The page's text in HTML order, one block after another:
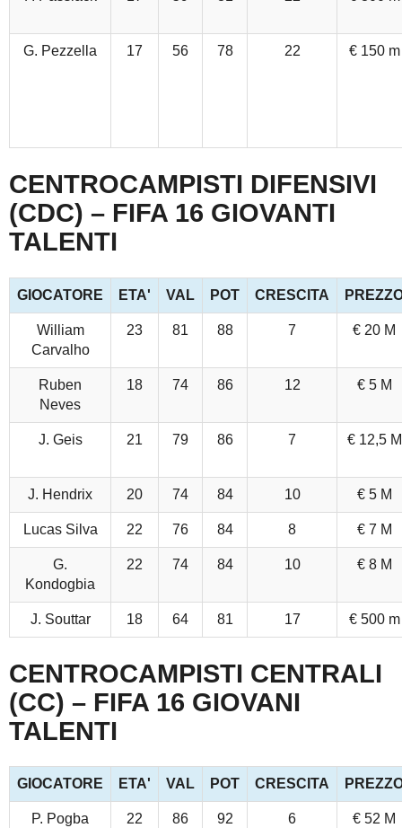
G. Pezzella 17 56 78 22 € 150 m
CENTROCAMPISTI DIFENSIVI
(CDC) – FIFA 16 GIOVANTI
TALENTI
GIOCATORE ETA' VAL POT CRESCITA
William
Carvalho
23 81 88 7 € 20 M
Ruben
Neves
18 74 86 12 € 5 M
J. Geis 21 79 86 7 € 12,5 M
J. Hendrix 20 74 84 10 € 5 M
Lucas Silva 22 76 84 8 € 7 M
G.
Kondogbia
22 74 84 10 € 8 M
J. Souttar 18 64 81 17 € 500 m
CENTROCAMPISTI CENTRALI
(CC) – FIFA 16 GIOVANI
TALENTI
GIOCATORE ETA' VAL POT CRESCITA
P. Pogba 22 86 92 6 € 52 M